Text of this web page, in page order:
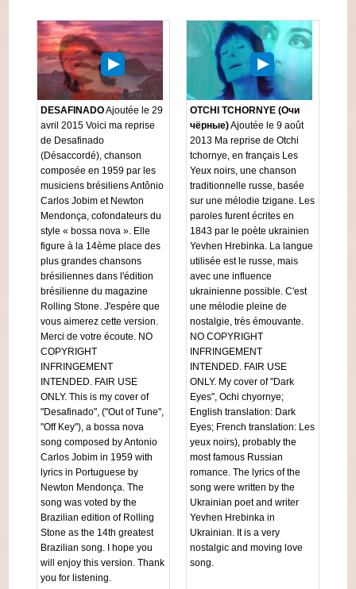
DESAFINADOAjoutée le 29
avril 2015 Voici ma reprise
de Desafinado
(Désaccordé), chanson
composée en 1959 par les
musiciens brésiliens Antônio
Carlos Jobim et Newton
Mendonça, cofondateurs du
style « bossa nova ». Elle
figure à la 14ème place des
plus grandes chansons
brésiliennes dans l'édition
brésilienne du magazine
Rolling Stone. J'espère que
vous aimerez cette version.
Merci de votre écoute. NO
COPYRIGHT
INFRINGEMENT
INTENDED. FAIR USE
ONLY. This is my cover of
"Desafinado", ("Out of Tune",
"Off Key"), a bossa nova
song composed by Antonio
Carlos Jobim in 1959 with
lyrics in Portuguese by
Newton Mendonça. The
song was voted by the
Brazilian edition of Rolling
Stone as the 14th greatest
Brazilian song. I hope you
will enjoy this version. Thank
you for listening.
OTCHI TCHORNYE (Очи
чёрные)Ajoutée le 9 août
2013 Ma reprise de Otchi
tchornye, en français Les
Yeux noirs, une chanson
traditionnelle russe, basée
sur une mélodie tzigane. Les
paroles furent écrites en
1843 par le poète ukrainien
Yevhen Hrebinka. La langue
utilisée est le russe, mais
avec une influence
ukrainienne possible. C'est
une mélodie pleine de
nostalgie, très émouvante.
NO COPYRIGHT
INFRINGEMENT
INTENDED. FAIR USE
ONLY. My cover of "Dark
Eyes", Ochi chyornye;
English translation: Dark
Eyes; French translation: Les
yeux noirs), probably the
most famous Russian
romance. The lyrics of the
song were written by the
Ukrainian poet and writer
Yevhen Hrebinka in
Ukrainian. It is a very
nostalgic and moving love
song.